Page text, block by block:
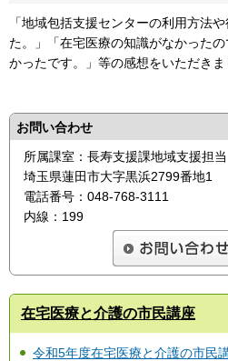
「地域包括支援センターの利用方法
た。」「在宅医療の知識がなかった
かったです。」等の感想をいただきま
お問い合わせ
所属課室：長寿支援課地域支援担当
埼玉県蓮田市大字黒浜2799番地1
電話番号：048-768-3111
内線：199
在宅医療と介護の市民講座
令和5年度在宅医療と介護の市民